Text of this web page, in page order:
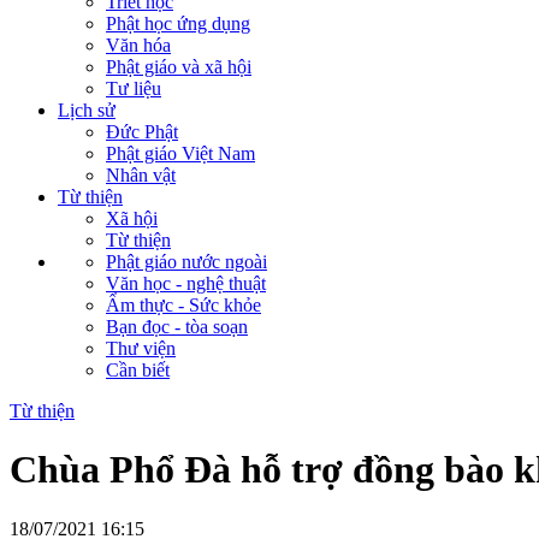
Phật học ứng dụng
Văn hóa
Phật giáo và xã hội
Tư liệu
Lịch sử
Đức Phật
Phật giáo Việt Nam
Nhân vật
Từ thiện
Xã hội
Từ thiện
Phật giáo nước ngoài
Văn học - nghệ thuật
Ẩm thực - Sức khỏe
Bạn đọc - tòa soạn
Thư viện
Cần biết
Từ thiện
Chùa Phổ Đà hỗ trợ đồng bào
18/07/2021 16:15